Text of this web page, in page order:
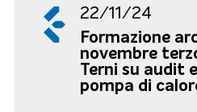
22/11/24
Formazione
novembre
Terni su audit
pompa di